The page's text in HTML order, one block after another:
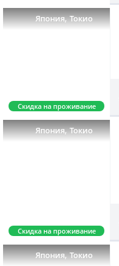
Япония,Токио
Скидка на проживание
Япония,Токио
Скидка на проживание
Япония,Токио